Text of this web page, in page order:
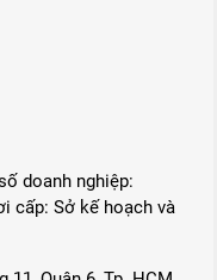
doanh nghiệp:
cấp: Sở kế hoạch và